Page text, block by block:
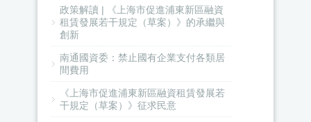
政策解讀 | 《上海市促進浦東新區融資
租賃發展若干規定（草案）》的承繼與
創新
南通國資委：禁止國有企業支付各類居
間費用
《上海市促進浦東新區融資租賃發展若
干規定（草案）》征求民意